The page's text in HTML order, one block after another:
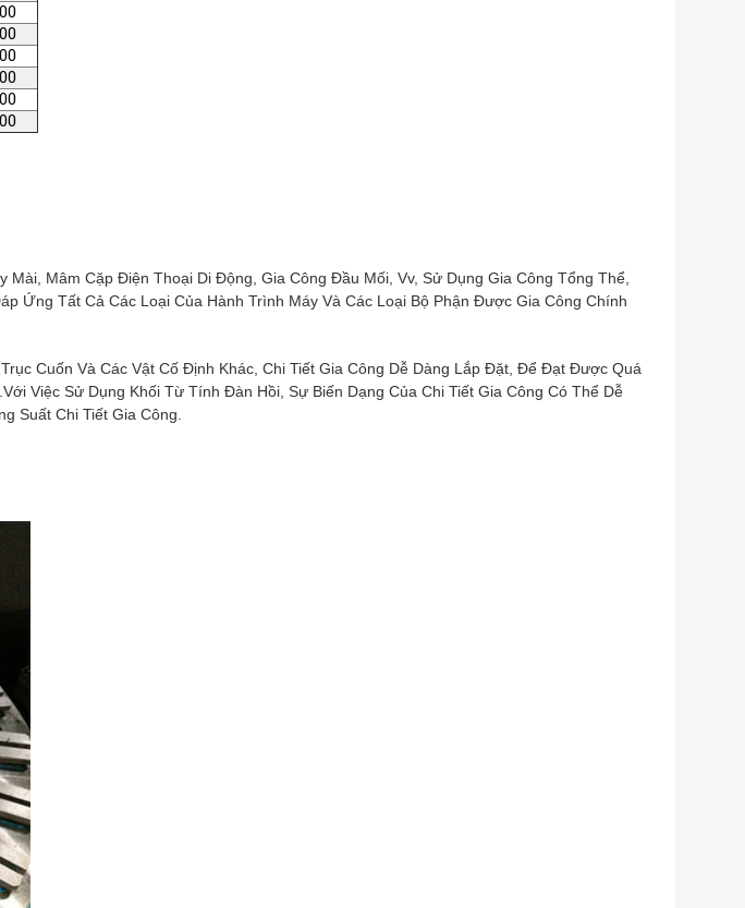
Mâm Cặp Điện Thoại Di Động, Gia Công Đầu Mối, Vv, Sử Dụng Gia Công Tổng Thể,
Ứng Tất Cả Các Loại Của Hành Trình Máy Và Các Loại Bộ Phận Được Gia Công Chính
Cuốn Và Các Vật Cố Định Khác, Chi Tiết Gia Công Dễ Dàng Lắp Đặt, Để Đạt Được Quá
Việc Sử Dụng Khối Từ Tính Đàn Hồi, Sự Biến Dạng Của Chi Tiết Gia Công Có Thể Dễ
Suất Chi Tiết Gia Công.